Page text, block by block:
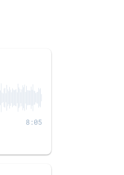
8:05